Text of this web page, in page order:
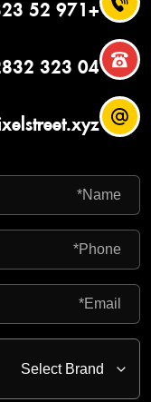
+971 52 323 2832
04 323 2832